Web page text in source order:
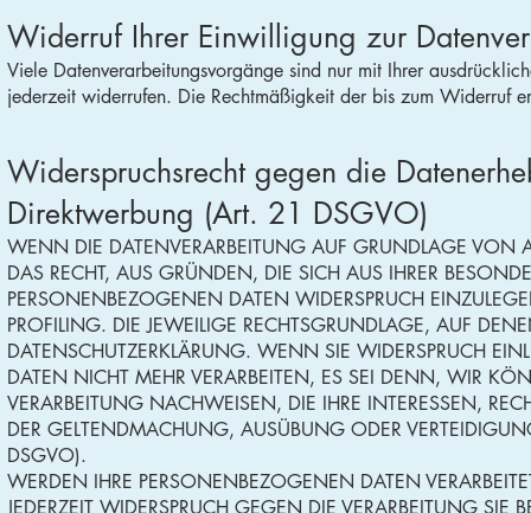
Widerruf Ihrer Einwilligung zur
Viele Datenverarbeitungsvorgänge sind nur mit Ihrer
jederzeit widerrufen. Die Rechtmäßigkeit der bis zum Widerruf
Widerspruchsrecht gegen die
Direktwerbung (Art. 21 DSGVO)
WENN DIE DATENVERARBEITUNG AUF GRUNDLAGE VON
DAS RECHT, AUS GRÜNDEN, DIE SICH AUS IHRER
PERSONENBEZOGENEN DATEN WIDERSPRUCH
PROFILING. DIE JEWEILIGE RECHTSGRUNDLAGE, AUF
DATENSCHUTZERKLÄRUNG. WENN SIE WIDERSPRUCH
DATEN NICHT MEHR VERARBEITEN, ES SEI DENN, WIR
VERARBEITUNG NACHWEISEN, DIE IHRE INTERESSEN,
DER GELTENDMACHUNG, AUSÜBUNG ODER
DSGVO).
WERDEN IHRE PERSONENBEZOGENEN DATEN
JEDERZEIT WIDERSPRUCH GEGEN DIE VERARBEITUNG